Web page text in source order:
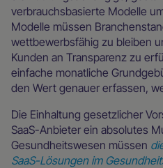
verbrauchsbasierte Modelle
Modelle müssen
wettbewerbsfähig zu bleiben
Kunden an Transparenz zu
einfache monatliche
den Wert genauer erfassen,
Die Einhaltung gesetzlicher
SaaS-Anbieter ein absolutes
Gesundheitswesen müssen
SaaS-Lösungen im